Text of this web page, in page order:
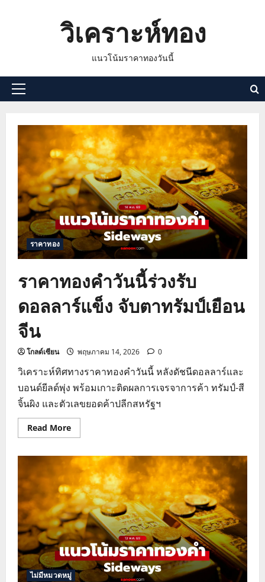
วิเคราะห์ทอง
แนวโน้มราคาทองวันนี้
Primary
ราคาทอง
ราคาทองคำวันนี้ร่วงรับ
ดอลลาร์แข็ง จับตาทรัมป์เยือน
จีน
โกลด์เซียน พฤษภาคม 14, 2026 0
วิเคราะห์ทิศทางราคาทองคำวันนี้ หลังดัชนีดอลลาร์และ
บอนด์ยีลด์พุ่ง พร้อมเกาะติดผลการเจรจาการค้า ทรัมป์-สี
จิ้นผิง และตัวเลขยอดค้าปลีกสหรัฐฯ
Read MoreRead
more
ทองคำ
วัน
ร่วง
รับ
ดอลลาร์
แข็ง
จับ
ตา
ทรัมป์
เยือน
จีน
ไม่มีหมวดหมู่